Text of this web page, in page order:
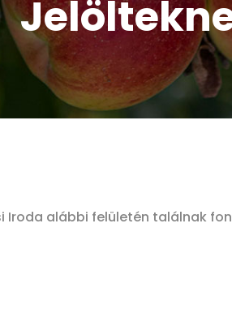
Iroda alábbi felületén találnak